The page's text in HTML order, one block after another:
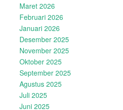
Maret 2026
Februari 2026
Januari 2026
Desember 2025
November 2025
Oktober 2025
September 2025
Agustus 2025
Juli 2025
Juni 2025